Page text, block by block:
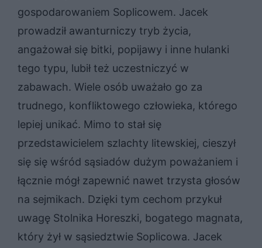
gospodarowaniem Soplicowem. Jacek
prowadził awanturniczy tryb życia,
angażował się bitki, popijawy i inne hulanki
tego typu, lubił też uczestniczyć w
zabawach. Wiele osób uważało go za
trudnego, konfliktowego człowieka, którego
lepiej unikać. Mimo to stał się
przedstawicielem szlachty litewskiej, cieszył
się się wśród sąsiadów dużym poważaniem i
łącznie mógł zapewnić nawet trzysta głosów
na sejmikach. Dzięki tym cechom przykuł
uwagę Stolnika Horeszki, bogatego magnata,
który żył w sąsiedztwie Soplicowa. Jacek